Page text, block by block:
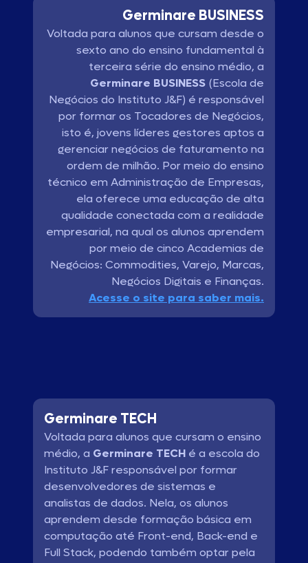
Germinare BUSINESS
Voltada para alunos que cursam desde o
sexto ano do ensino fundamental à
terceira série do ensino médio, a
Germinare BUSINESS (Escola de
Negócios do Instituto J&F) é responsável
por formar os Tocadores de Negócios,
isto é, jovens líderes gestores aptos a
gerenciar negócios de faturamento na
ordem de milhão. Por meio do ensino
técnico em Administração de Empresas,
ela oferece uma educação de alta
qualidade conectada com a realidade
empresarial, na qual os alunos aprendem
por meio de cinco Academias de
Negócios: Commodities, Varejo, Marcas,
Negócios Digitais e Finanças.
Acesse o site para saber mais.
Germinare TECH
Voltada para alunos que cursam o ensino
médio, a Germinare TECH é a escola do
Instituto J&F responsável por formar
desenvolvedores de sistemas e
analistas de dados. Nela, os alunos
aprendem desde formação básica em
computação até Front-end, Back-end e
Full Stack, podendo também optar pela